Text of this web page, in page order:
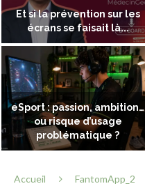
Et si la prévention sur les
écrans se faisait là...
eSport : passion, ambition…
ou risque d’usage
problématique ?
Accueil FantomApp_2